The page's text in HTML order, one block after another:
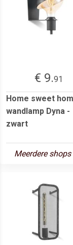
€ 9.91
Home sweet
wandlamp Dyna -
zwart
Meerdere shops